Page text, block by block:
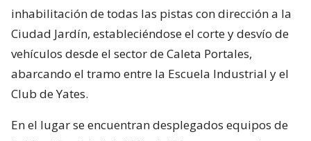
inhabilitación de todas las pistas con dirección a la
Ciudad Jardín, estableciéndose el corte y desvío de
vehículos desde el sector de Caleta Portales,
abarcando el tramo entre la Escuela Industrial y el
Club de Yates.
En el lugar se encuentran desplegados equipos de